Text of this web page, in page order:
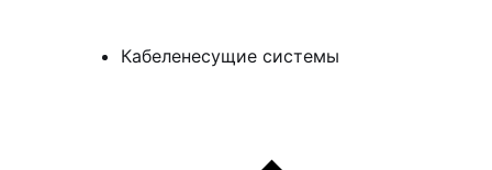
Кабеленесущие системы